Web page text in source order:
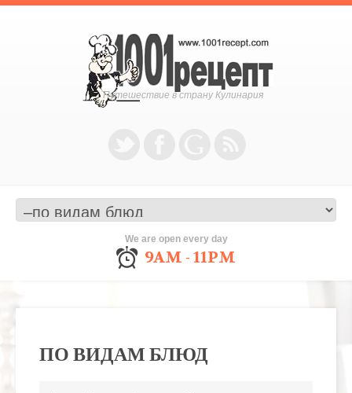
Путешествие в страну Кулинария
We are open every day
9AM - 11PM
ПО ВИДАМ БЛЮД